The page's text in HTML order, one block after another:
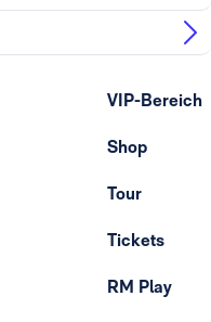
VIP-Bereich
Shop
Tour
Tickets
RM Play